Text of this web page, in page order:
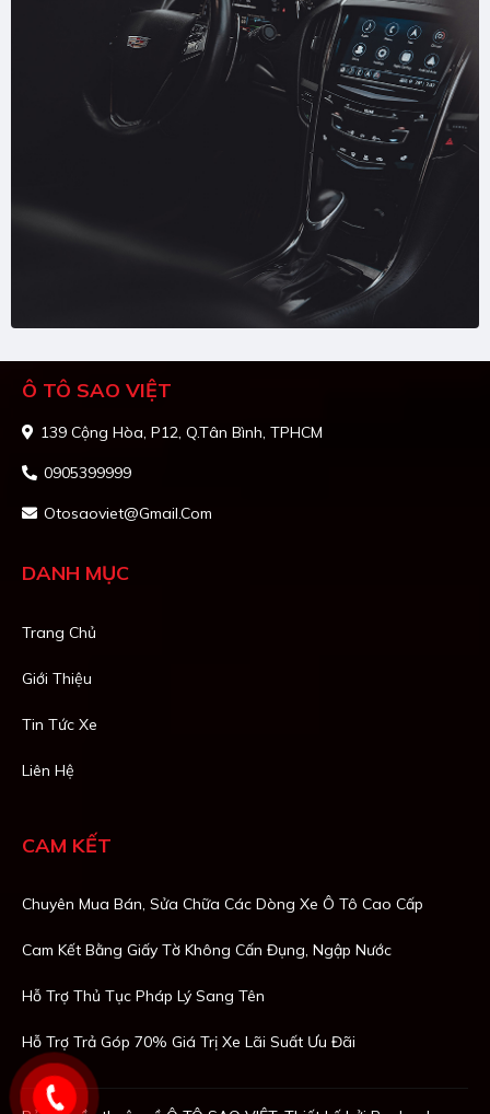
Ô TÔ SAO VIỆT
139 Cộng Hòa, P12, Q.Tân Bình, TPHCM
0905399999
Otosaoviet@gmail.com
DANH MỤC
Trang Chủ
Giới Thiệu
Tin Tức Xe
Liên Hệ
CAM KẾT
Chuyên Mua Bán, Sửa Chữa Các Dòng Xe Ô Tô Cao Cấp
Cam Kết Bằng Giấy Tờ Không Cấn Đụng, Ngập Nước
Hỗ Trợ Thủ Tục Pháp Lý Sang Tên
Hỗ Trợ Trả Góp 70% Giá Trị Xe Lãi Suất Ưu Đãi